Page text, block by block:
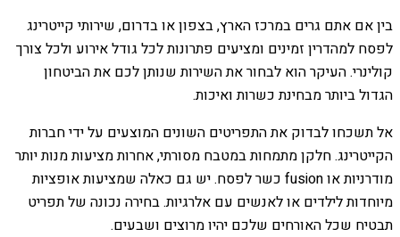
בין אם אתם גרים במרכז הארץ, בצפון או בדרום, שירותי קייטרינג
לפסח למהדרין זמינים ומציעים פתרונות לכל גודל אירוע ולכל צורך
קולינרי. העיקר הוא לבחור את השירות שנותן לכם את הביטחון
הגדול ביותר מבחינת כשרות ואיכות.
אל תשכחו לבדוק את התפריטים השונים המוצעים על ידי חברות
הקייטרינג. חלקן מתמחות במטבח מסורתי, אחרות מציעות מנות יותר
מודרניות או fusion כשר לפסח. יש גם כאלה שמציעות אופציות
מיוחדות לילדים או לאנשים עם אלרגיות. בחירה נכונה של תפריט
תבטיח שכל האורחים שלכם יהיו מרוצים ושבעים.